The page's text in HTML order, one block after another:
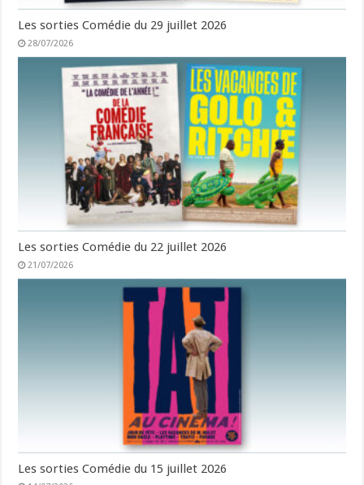
Les sorties Comédie du 29 juillet 2026
28/07/2026
Les sorties Comédie du 22 juillet 2026
21/07/2026
Les sorties Comédie du 15 juillet 2026